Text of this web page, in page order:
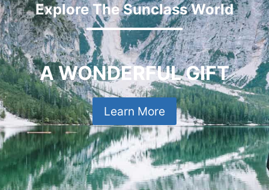
Explore The Sunclass World
A WONDERFUL GIFT
Learn More